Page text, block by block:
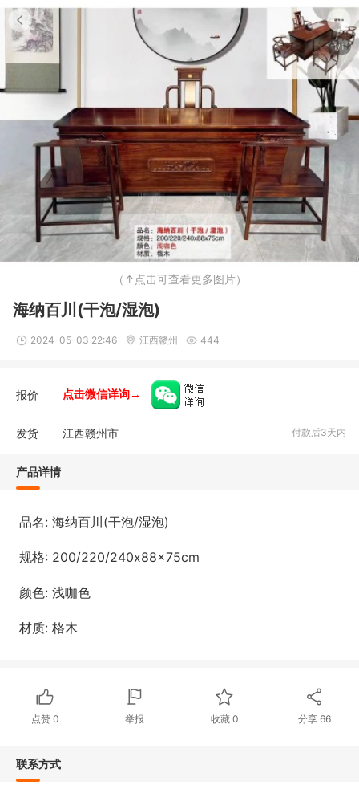
1/1
（↑点击可查看更多图片）
海纳百川(干泡/湿泡)
2024-05-03 22:46 江西赣州 444
报价 点击微信详询→
发货 江西赣州市 付款后3天内
产品详情
品名: 海纳百川(干泡/湿泡)
规格: 200/220/240x88x75cm
颜色: 浅咖色
材质: 格木
点赞 0 举报 收藏 0 分享 66
联系方式